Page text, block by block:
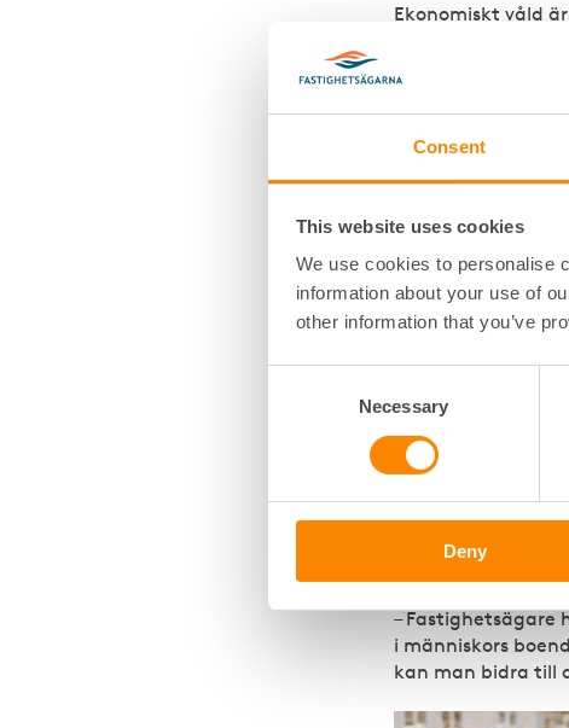
Consent
This website uses cookies
We use cookies to personalise
information about your use of
other information that you’ve
Necessary
Deny
Ekonomiskt våld
Det viktigaste är
ringa 112. Det är
Dokumentera det
professionella för
samverkar med
stärka arbetet
–
i människors
kan man bidra till